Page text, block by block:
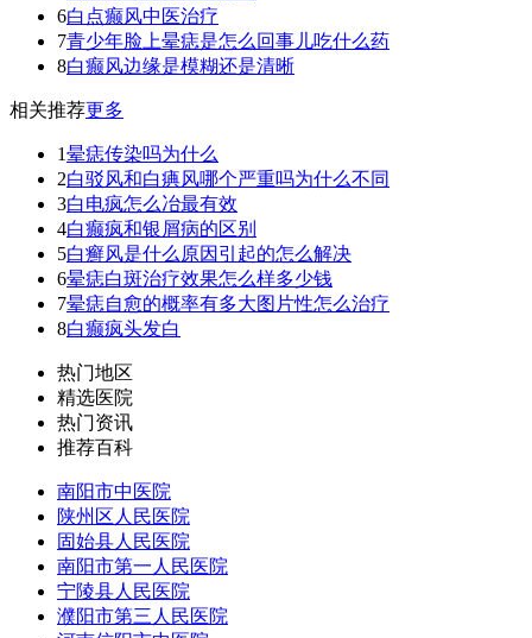
6白点癫风中医治疗
7青少年脸上晕痣是怎么回事儿吃什么药
8白癫风边缘是模糊还是清晰
相关推荐更多
1晕痣传染吗为什么
2白驳风和白痶风哪个严重吗为什么不同
3白电疯怎么冶最有效
4白癫疯和银屑病的区别
5白癣风是什么原因引起的怎么解决
6晕痣白斑治疗效果怎么样多少钱
7晕痣自愈的概率有多大图片性怎么治疗
8白癫疯头发白
热门地区
精选医院
热门资讯
推荐百科
南阳市中医院
陕州区人民医院
固始县人民医院
南阳市第一人民医院
宁陵县人民医院
濮阳市第三人民医院